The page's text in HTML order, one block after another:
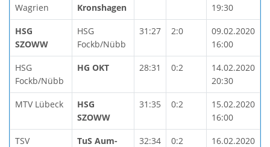
Wagrien
Kronshagen
19:30
HSG
SZOWW
HSG
Fockb/Nübb
31:27 2:0
09.02.2020
16:00
HSG
Fockb/Nübb
HG OKT 28:31 0:2
14.02.2020
20:30
MTV Lübeck
HSG
SZOWW
31:35 0:2
15.02.2020
16:00
TSV
TuS Aum-
32:34 0:2
16.02.2020